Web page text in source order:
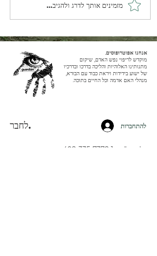
מזמינים אותך לדרג ולהגיב...
אנחנו אפוטרופוסים.
מוקדש לריפוי נפש האדם, שיקום
מתנותינו האלוהיות והליכה בדרכו ובדרכיו
של ישוע בידידות ויראת כבוד עם הבורא,
מנהלי האם אדמה וכל החיים בתוכה.
לחבר. להתחברות
טל ארה"ב: